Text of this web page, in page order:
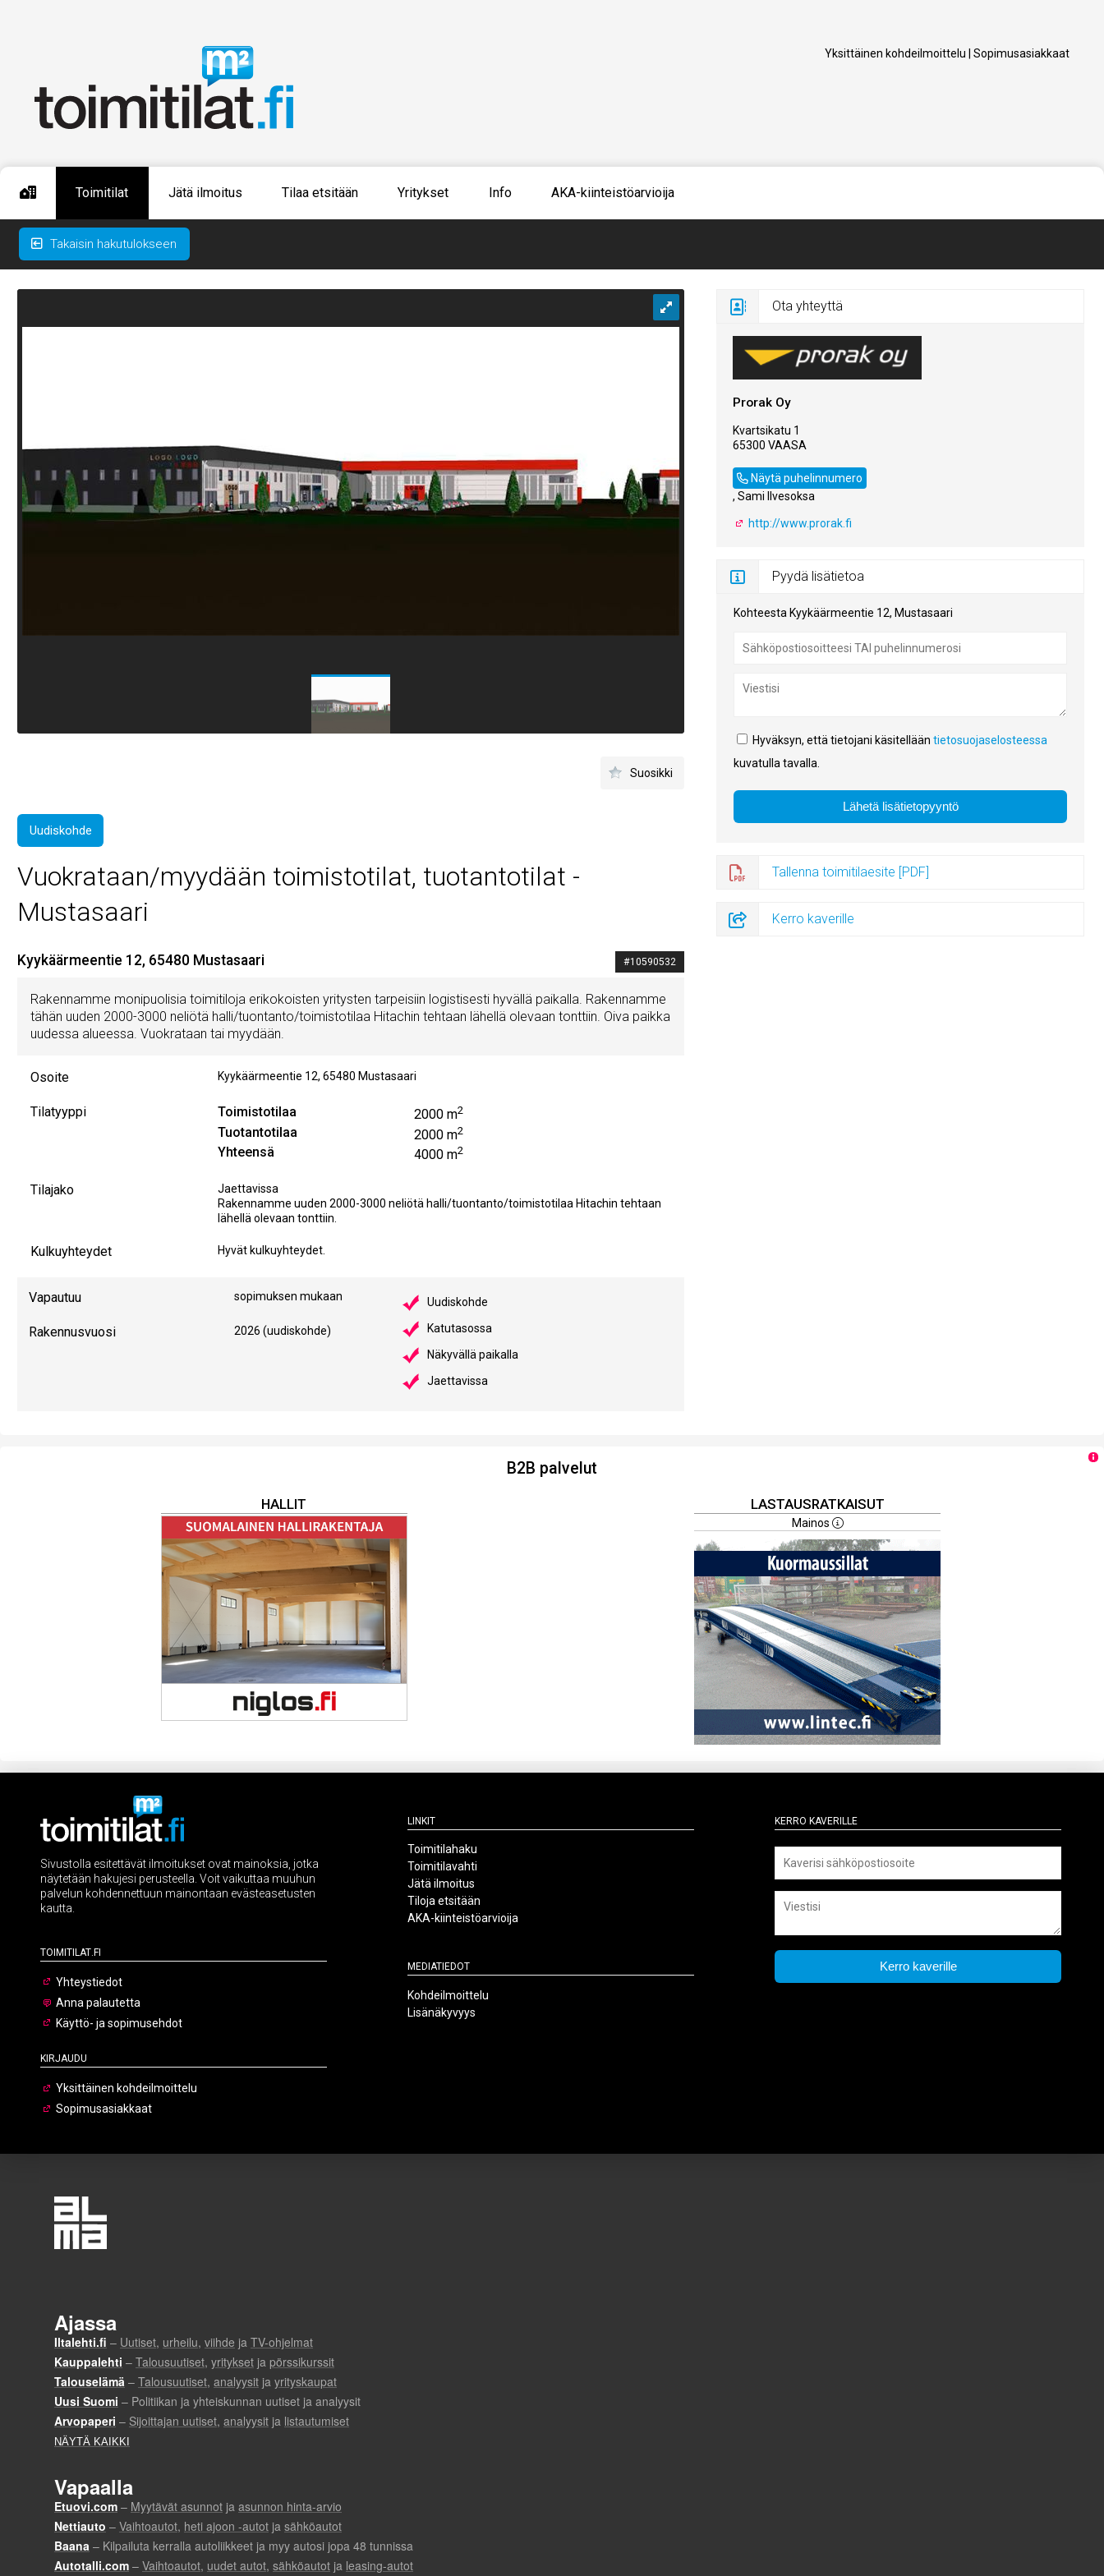
Yksittäinen kohdeilmoittelu Sopimusasiakkaat
Toimitilat Jätä ilmoitus Tilaa etsitään Yritykset Info AKA-kiinteistöarvioija
Takaisin hakutulokseen
Suosikki
Uudiskohde
Vuokrataan/myydään toimistotilat, tuotantotilat -
Mustasaari
Kyykäärmeentie 12, 65480 Mustasaari #10590532
Rakennamme monipuolisia toimitiloja erikokoisten yritysten tarpeisiin logistisesti hyvällä paikalla. Rakennamme
tähän uuden 2000-3000 neliötä halli/tuontanto/toimistotilaa Hitachin tehtaan lähellä olevaan tonttiin. Oiva paikka
uudessa alueessa. Vuokrataan tai myydään.
Osoite Kyykäärmeentie 12, 65480 Mustasaari
Tilatyyppi Toimistotilaa 2000 m2
Tuotantotilaa 2000 m2
Yhteensä 4000 m2
Tilajako
Jaettavissa
Rakennamme uuden 2000-3000 neliötä halli/tuontanto/toimistotilaa Hitachin tehtaan
lähellä olevaan tonttiin.
Kulkuyhteydet Hyvät kulkuyhteydet.
Vapautuu sopimuksen mukaan
Rakennusvuosi 2026 (uudiskohde)
Uudiskohde
Katutasossa
Näkyvällä paikalla
Jaettavissa
Ota yhteyttä
Prorak Oy
Kvartsikatu 1
65300 VAASA
Näytä puhelinnumero
0400 140 000
, Sami Ilvesoksa
http://www.prorak.fi
Pyydä lisätietoa
Kohteesta Kyykäärmeentie 12, Mustasaari
Hyväksyn, että tietojani käsitellääntietosuojaselosteessa
kuvatulla tavalla.
Tallenna toimitilaesite [PDF]
Kerro kaverille
B2B palvelut
HALLIT LASTAUSRATKAISUT
Mainos
Sivustolla esitettävät ilmoitukset ovat mainoksia, jotka
näytetään hakujesi perusteella. Voit vaikuttaa muuhun
palvelun kohdennettuun mainontaan evästeasetusten
kautta.
Toimitilat.fi
Yhteystiedot
Anna palautetta
Käyttö- ja sopimusehdot
Kirjaudu
Yksittäinen kohdeilmoittelu
Sopimusasiakkaat
Linkit
Toimitilahaku
Toimitilavahti
Jätä ilmoitus
Tiloja etsitään
AKA-kiinteistöarvioija
Mediatiedot
Kohdeilmoittelu
Lisänäkyvyys
Kerro kaverille